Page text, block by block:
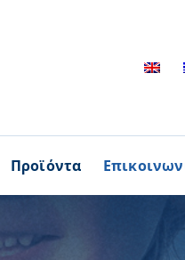
Φωτογραφικό
Προϊόντα